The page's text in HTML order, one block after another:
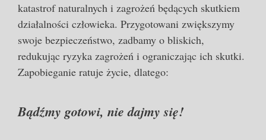
katastrof naturalnych i zagrożeń będących skutkiem
działalności człowieka. Przygotowani zwiększymy
swoje bezpieczeństwo, zadbamy o bliskich,
redukując ryzyka zagrożeń i ograniczając ich skutki.
Zapobieganie ratuje życie, dlatego:
Bądźmy gotowi, nie dajmy się!